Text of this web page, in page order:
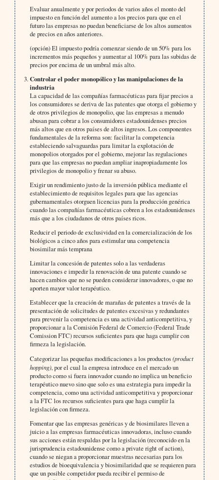
Evaluar anualmente y por periodos de varios años el monto del
impuesto en función del aumento a los precios para que en el
futuro las empresas no puedan beneficiarse de los altos aumentos
de precios en años anteriores.
(opción) El impuesto podría comenzar siendo de un 50% para los
incrementos más pequeños y aumentar al 100% para las subidas de
precios por encima de un umbral más alto.
Controlar el poder monopólico y las manipulaciones de la
industria
La capacidad de las compañías farmacéuticas para fijar precios a
los consumidores se deriva de las patentes que otorga el gobierno y
de otros privilegios de monopolio, que las empresas a menudo
abusan para cobrar a los consumidores estadounidenses precios
más altos que en otros países de altos ingresos. Los componentes
fundamentales de la reforma son: facilitar la competencia
estableciendo salvaguardas para limitar la explotación de
monopolios otorgados por el gobierno, mejorar las regulaciones
para que las empresas no puedan ampliar inapropiadamente los
privilegios de monopolio y frenar su abuso.
Exigir un rendimiento justo de la inversión pública mediante el
establecimiento de requisitos legales para que las agencias
gubernamentales otorguen licencias para la producción genérica
cuando las compañías farmacéuticas cobren a los estadounidenses
más que a los ciudadanos de otros países ricos.
Reducir el periodo de exclusividad en la comercialización de los
biológicos a cinco años para estimular una competencia
biosimilar más temprana
Limitar la concesión de patentes solo a las verdaderas
innovaciones e impedir la renovación de una patente cuando se
hacen cambios que no se pueden considerar innovadores, o que no
aporten mayor valor terapéutico.
Establecer que la creación de marañas de patentes a través de la
presentación de solicitudes de patentes excesivas y redundantes
para prevenir la competencia es una actividad anticompetitiva, y
proporcionar a la Comisión Federal de Comercio (Federal Trade
Comission FTC) recursos suficientes para que haga cumplir con
firmeza la legislación.
Categorizar las pequeñas modificaciones a los productos(product
hopping), por el cual la empresa introduce en el mercado un
producto como si fuera innovador cuando no implica un beneficio
terapéutico nuevo sino que solo es una estrategia para impedir la
competencia, como una actividad anticompetitiva y proporcionar
a la FTC los recursos suficientes para que haga cumplir la
legislación con firmeza.
Fomentar que las empresas genéricas y de biosimilares lleven a
juicio a las empresas farmacéuticas innovadoras, incluso cuando
sus acciones están respaldas por la legislación (reconocido en la
jurisprudencia estadounidense como a private right of action),
cuando se niegan a proporcionar muestras necesarias para los
estudios de bioequivalencia y biosimilaridad que se requieren para
que un posible competidor pueda recibir el permiso de